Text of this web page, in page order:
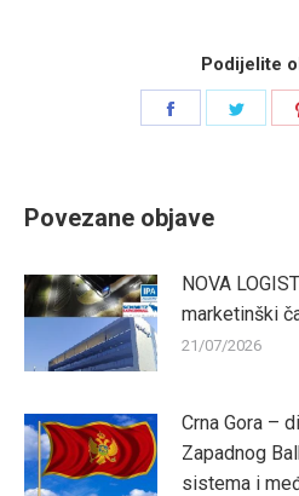
Podijelite
Povezane objave
NOVA
marketinški
21/07/2026
Crna Gora –
Zapadnog
sistema i